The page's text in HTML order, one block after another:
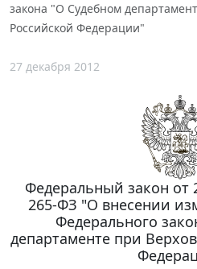
закона "О Судебном
Российской Федерации"
27 декабря 2012
Федеральный закон от
265-ФЗ "О внесении
Федерального
департаменте при